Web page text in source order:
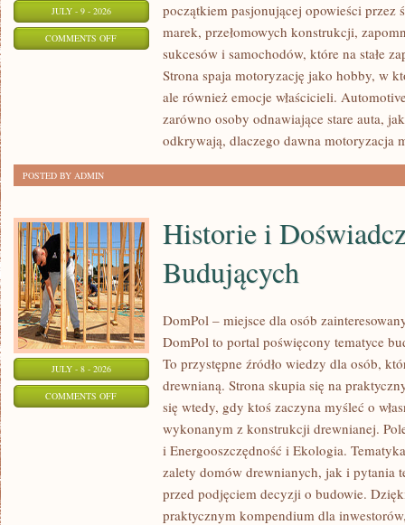
JULY - 9 - 2026
COMMENTS OFFON
RESTAURACJA
KONSERWACJA
początkiem pasjonującej opowieści przez
marek, przełomowych konstrukcji,
sukcesów i samochodów, które na stałe
Strona spaja motoryzację jako hobby, w
ale również emocje właścicieli.
zarówno osoby odnawiające stare auta,
odkrywają, dlaczego dawna motoryzacja
POSTED BY ADMIN
JULY - 8 - 2026
COMMENTS OFFON
Historie i
Budujących
DomPol – miejsce dla osób
DomPol to portal poświęcony tematyce
To przystępne źródło wiedzy dla osób,
drewnianą. Strona skupia się na
się wtedy, gdy ktoś zaczyna myśleć o
wykonanym z konstrukcji drewnianej.
i Energooszczędność i Ekologia.
zalety domów drewnianych, jak i pytania
przed podjęciem decyzji o budowie.
praktycznym kompendium dla